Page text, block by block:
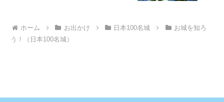
ホーム お出かけ 日本100名城
お城を知ろ
う！（日本100名城）